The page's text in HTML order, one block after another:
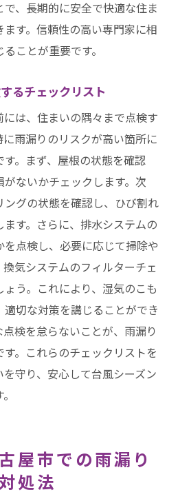
、長期的に安全で快適な住ま
す。信頼性の高い専門家に相
ことが重要です。
るチェックリスト
は、住まいの隅々まで点検す
雨漏りのリスクが高い箇所に
。まず、屋根の状態を確認
ないかチェックします。次
グの状態を確認し、ひび割れ
す。さらに、排水システムの
点検し、必要に応じて掃除や
気システムのフィルターチェ
う。これにより、湿気のこも
切な対策を講じることができ
検を怠らないことが、雨漏り
。これらのチェックリストを
守り、安心して台風シーズン
屋市での雨漏り
処法